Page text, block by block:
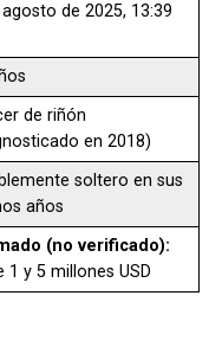
de 2025, 13:39
de riñón
en 2018)
soltero en sus
años
(no verificado):
1 y 5 millones USD